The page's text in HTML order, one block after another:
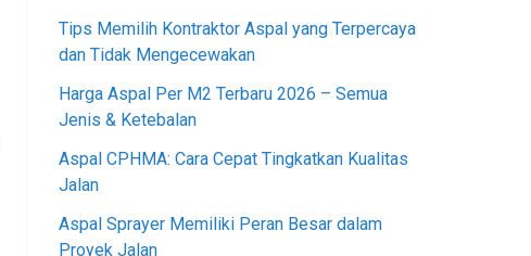
Tips Memilih Kontraktor Aspal yang Terpercaya
dan Tidak Mengecewakan
Harga Aspal Per M2 Terbaru 2026 – Semua
Jenis & Ketebalan
Aspal CPHMA: Cara Cepat Tingkatkan Kualitas
Jalan
Aspal Sprayer Memiliki Peran Besar dalam
Proyek Jalan